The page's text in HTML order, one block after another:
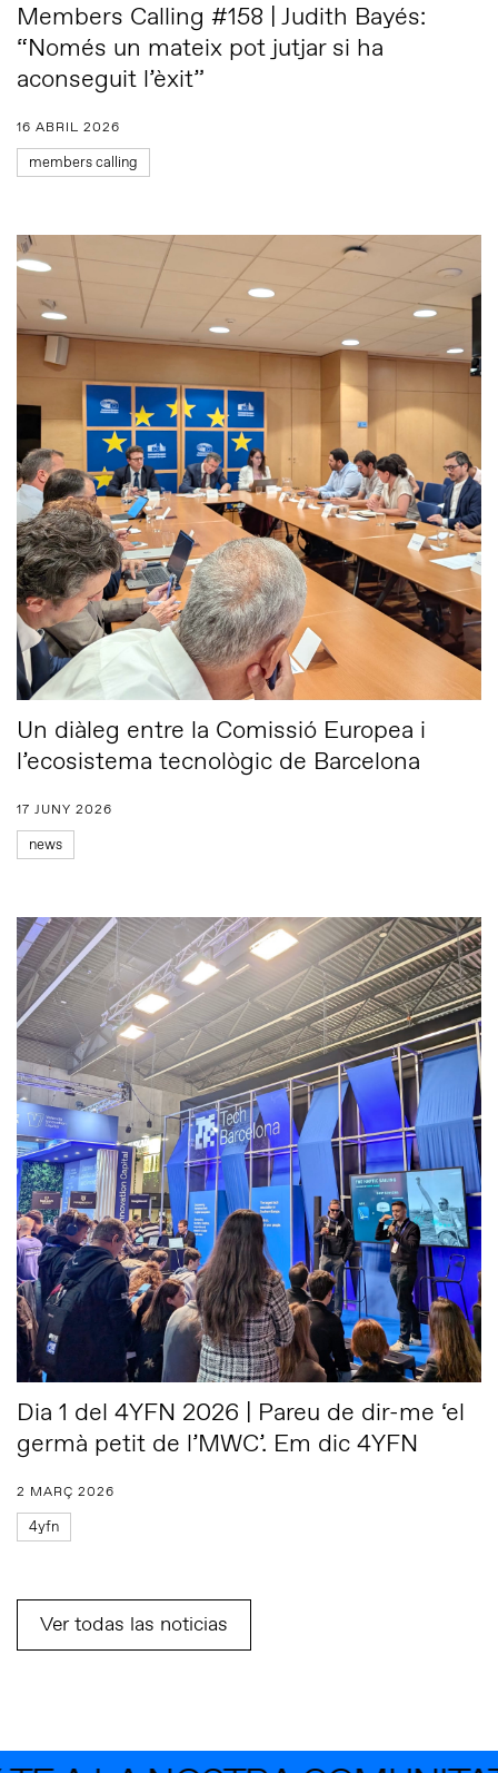
Members Calling #158 | Judith Bayés:
“Només un mateix pot jutjar si ha
aconseguit l’èxit”
16 ABRIL 2026
members calling
Un diàleg entre la Comissió Europea i
l’ecosistema tecnològic de Barcelona
17 JUNY 2026
news
Dia 1 del 4YFN 2026 | Pareu de dir-me ‘el
germà petit de l’MWC’. Em dic 4YFN
2 MARÇ 2026
4yfn
Ver todas las noticias